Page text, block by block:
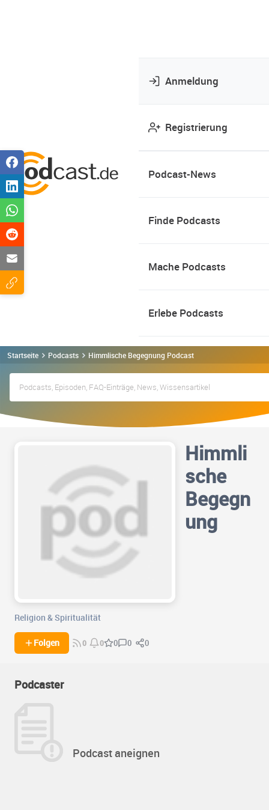
Anmeldung
Registrierung
Podcast-News
Finde Podcasts
Mache Podcasts
Erlebe Podcasts
Startseite Podcasts Himmlische Begegnung Podcast
Himmli
sche
Begegn
ung
Religion & Spiritualität
Folgen 0 0 0 0 0
Podcaster
Podcast aneignen